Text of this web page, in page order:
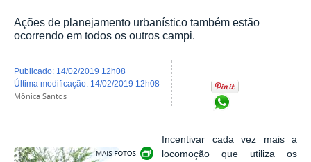
Ações de planejamento urbanístico também estão
ocorrendo em todos os outros campi.
publicado: 14/02/2019 12h08
última modificação: 14/02/2019 12h08
Mônica Santos
Exibir carrossel de imagens
Incentivar cada vez mais a
locomoção que utiliza os